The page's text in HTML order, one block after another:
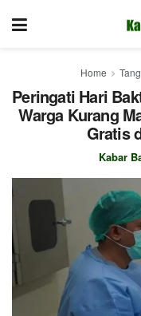
Home
Peringati Hari
Warga Kurang
Gratis
Kabar